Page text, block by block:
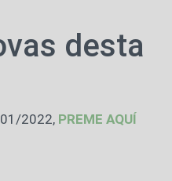
desta
2022, PREME AQUÍ